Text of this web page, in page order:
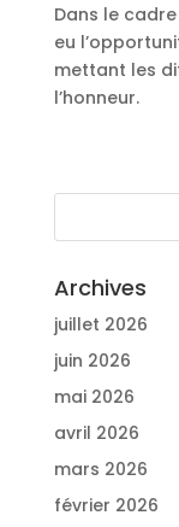
Dans le
eu
mettant les
l’honneur.
Archives
juillet 2026
juin 2026
mai 2026
avril 2026
mars 2026
février 2026